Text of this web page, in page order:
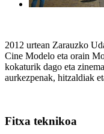
2012 urtean Zarauzko
Cine Modelo eta orain
kokaturik dago eta
aurkezpenak, hitzaldiak
Fitxa teknikoa